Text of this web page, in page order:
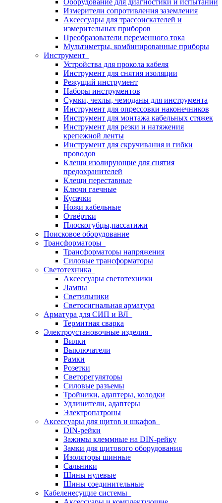
Оборудование для диагностики и испытаний
Измерители сопротивления заземления
Аксессуары для трассоискателей и
измерительных приборов
Преобразователи переменного тока
Мультиметры, комбинированные приборы
Инструмент
Устройства для прокола кабеля
Инструмент для снятия изоляции
Режущий инструмент
Наборы инструментов
Сумки, чехлы, чемоданы для инструмента
Инструмент для опрессовки наконечников
Инструмент для монтажа кабельных стяжек
Инструмент для резки и натяжения
крепежной ленты
Инструмент для скручивания и гибки
проводов
Клещи изолирующие для снятия
предохранителей
Клещи переставные
Ключи гаечные
Кусачки
Ножи кабельные
Отвёртки
Плоскогубцы,пассатижи
Поисковое оборудование
Трансформаторы
Трансформаторы напряжения
Силовые трансформаторы
Светотехника
Аксессуары светотехники
Лампы
Светильники
Светосигнальная арматура
Арматура для СИП и ВЛ
Термитная сварка
Электроустановочные изделия
Вилки
Выключатели
Рамки
Розетки
Светорегуляторы
Силовые разъемы
Тройники, адаптеры, колодки
Удлинители, адаптеры
Электропатроны
Аксессуары для щитов и шкафов
DIN-рейки
Зажимы клеммные на DIN-рейку
Замки для щитового оборудования
Изоляторы шинные
Сальники
Шины нулевые
Шины соединительные
Кабеленесущие системы